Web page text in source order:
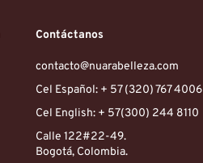
Contáctanos
contacto@nuarabelleza.com
Cel Español: + 57 (320) 767 4006
Cel English: + 57(300) 244 8110
Calle 122#22-49.
Bogotá, Colombia.